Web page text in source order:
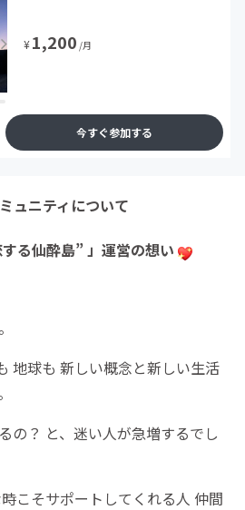
¥1,200 /月
今すぐ参加する
ュニティについて
る仙酔島” 」運営の想い
地球も 新しい概念と新しい生活
の？ と、迷い人が急増するでし
こそサポートしてくれる人 仲間